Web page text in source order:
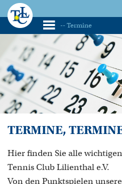
TERMINE,
Hier finden Sie alle
Tennis Club Lilienthal e.V.
Von den Punktspielen